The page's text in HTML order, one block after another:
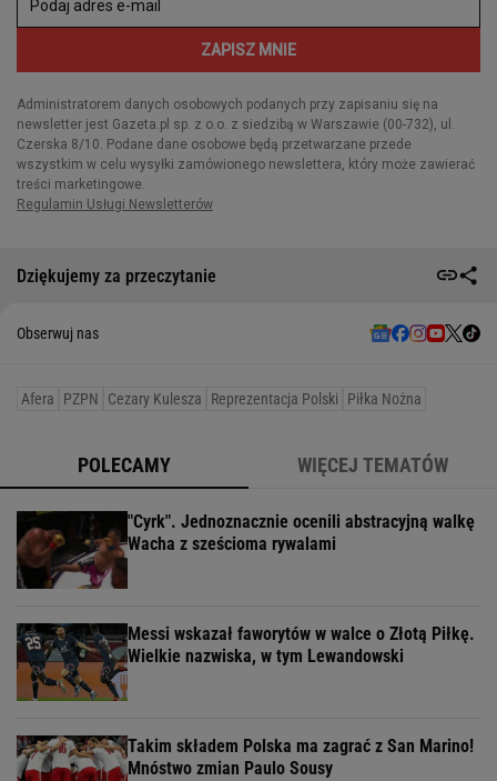
Dziękujemy za przeczytanie
Obserwuj nas
Afera PZPN Cezary Kulesza Reprezentacja Polski Piłka Nożna
POLECAMY WIĘCEJ TEMATÓW
"Cyrk". Jednoznacznie ocenili abstracyjną walkę
Wacha z sześcioma rywalami
Messi wskazał faworytów w walce o Złotą Piłkę.
Wielkie nazwiska, w tym Lewandowski
Takim składem Polska ma zagrać z San Marino!
Mnóstwo zmian Paulo Sousy